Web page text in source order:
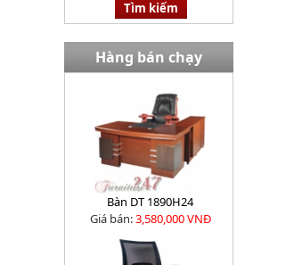
Hàng bán chạy
Bàn DT 1890H24
Giá bán:3,580,000 VNĐ